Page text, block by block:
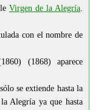
Virgen de la Alegría.
con el nombre de
(1868) aparece
se extiende hasta la
Alegría ya que hasta